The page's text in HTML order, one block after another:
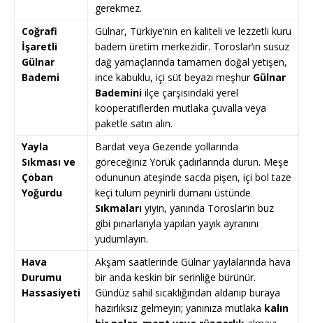
gerekmez.
Coğrafi
İşaretli
Gülnar
Bademi
Gülnar, Türkiye’nin en kaliteli ve lezzetli kuru
badem üretim merkezidir. Toroslar’ın susuz
dağ yamaçlarında tamamen doğal yetişen,
ince kabuklu, içi süt beyazı meşhur Gülnar
Bademini ilçe çarşısındaki yerel
kooperatiflerden mutlaka çuvalla veya
paketle satın alın.
Yayla
Sıkması ve
Çoban
Yoğurdu
Bardat veya Gezende yollarında
göreceğiniz Yörük çadırlarında durun. Meşe
odununun ateşinde sacda pişen, içi bol taze
keçi tulum peynirli dumanı üstünde
Sıkmaları yiyin, yanında Toroslar’ın buz
gibi pınarlarıyla yapılan yayık ayranını
yudumlayın.
Hava
Durumu
Hassasiyeti
Akşam saatlerinde Gülnar yaylalarında hava
bir anda keskin bir serinliğe bürünür.
Gündüz sahil sıcaklığından aldanıp buraya
hazırlıksız gelmeyin; yanınıza mutlaka kalın